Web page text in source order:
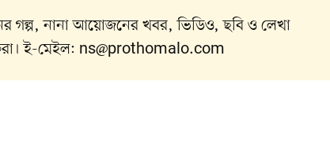
গল্প, নানা আয়োজনের খবর, ভিডিও, ছবি ও লেখা
ই-মেইল: ns@prothomalo.com